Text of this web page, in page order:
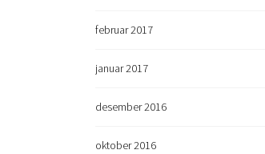
februar 2017
januar 2017
desember 2016
oktober 2016